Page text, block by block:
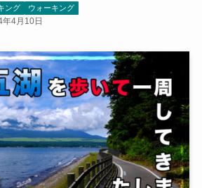
ング ウォーキング
4月10日